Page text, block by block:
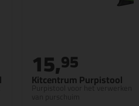
Kitcentrum Purpistool
Purpistool voor het verwerken
15,95